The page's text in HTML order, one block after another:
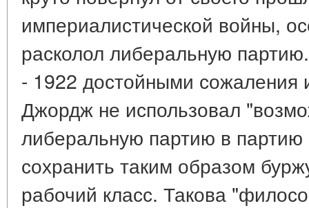
империалистической войны,
расколол либеральную
- 1922 достойными сожаления
Джордж не использовал
либеральную партию в
сохранить таким образом
рабочий класс. Такова